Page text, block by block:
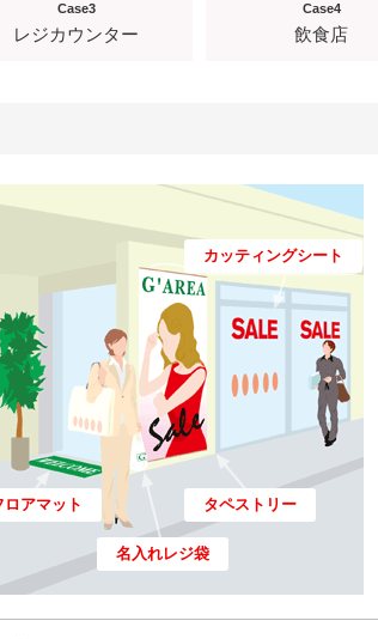
Case3
レジカウンター
Case4
飲食店
ロアマット
名入れレジ袋
タペストリー
カッティングシート